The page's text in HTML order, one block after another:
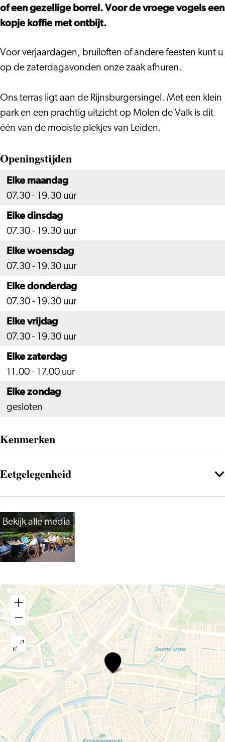
Valk
of een gezellige borrel. Voor de vroege vogels een
kopje koffie met ontbijt.
Voor verjaardagen, bruiloften of andere feesten kunt u
op de zaterdagavonden onze zaak afhuren.
Ons terras ligt aan de Rijnsburgersingel. Met een klein
park en een prachtig uitzicht op Molen de Valk is dit
één van de mooiste plekjes van Leiden.
Openingstijden
Elke maandag
07.30 - 19.30 uur
Elke dinsdag
07.30 - 19.30 uur
Elke woensdag
07.30 - 19.30 uur
Elke donderdag
07.30 - 19.30 uur
Elke vrijdag
07.30 - 19.30 uur
Elke zaterdag
11.00 - 17.00 uur
Elke zondag
gesloten
Kenmerken
Eetgelegenheid
Bekijk alle media
Petit
Restaurant
de
Valk